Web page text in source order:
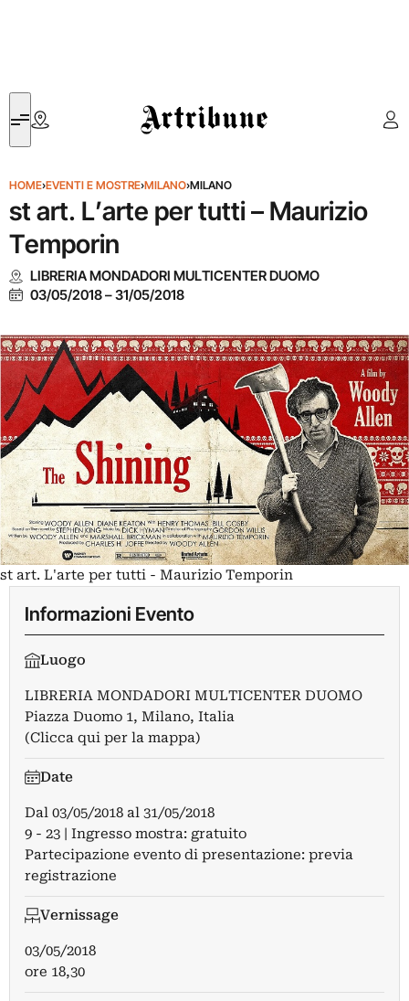
Artribune
HOME›EVENTI E MOSTRE›MILANO›MILANO
st art. L’arte per tutti – Maurizio
Temporin
LIBRERIA MONDADORI MULTICENTER DUOMO
03/05/2018–31/05/2018
st art. L'arte per tutti - Maurizio Temporin
Informazioni Evento
Luogo
LIBRERIA MONDADORI MULTICENTER DUOMO
Piazza Duomo 1, Milano, Italia
(Clicca qui per la mappa)
Date
Dal 03/05/2018 al 31/05/2018
9 - 23 | Ingresso mostra: gratuito
Partecipazione evento di presentazione: previa
registrazione
Vernissage
03/05/2018
ore 18,30